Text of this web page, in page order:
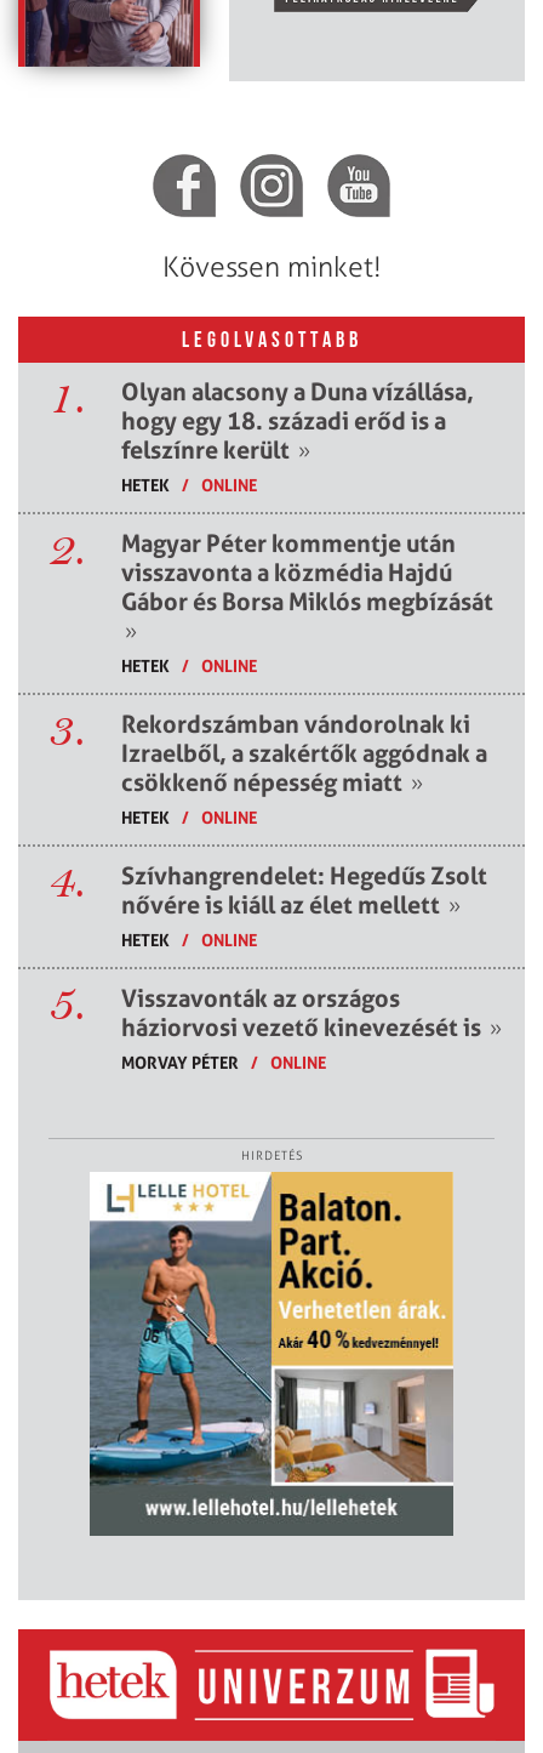
Kövessen minket!
LEGOLVASOTTABB
1.
Olyan alacsony a Duna vízállása,
hogy egy 18. századi erőd is a
felszínre került »
HETEK / ONLINE
2.
Magyar Péter kommentje után
visszavonta a közmédia Hajdú
Gábor és Borsa Miklós megbízását
»
HETEK / ONLINE
3.
Rekordszámban vándorolnak ki
Izraelből, a szakértők aggódnak a
csökkenő népesség miatt »
HETEK / ONLINE
4.
Szívhangrendelet: Hegedűs Zsolt
nővére is kiáll az élet mellett »
HETEK / ONLINE
5.
Visszavonták az országos
háziorvosi vezető kinevezését is »
MORVAY PÉTER / ONLINE
HIRDETÉS